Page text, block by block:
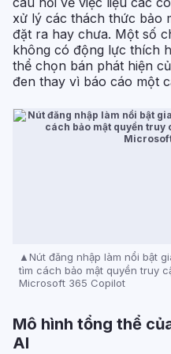
xử lý các thách thức bảo
đặt ra hay chưa. Một số
không có động lực thích
thể chọn bán phát hiện
đen thay vì báo cáo một
Nút đăng nhập làm nổi bật
tìm cách bảo mật quyền truy
Microsoft 365 Copilot
Mô hình tổng thể
AI